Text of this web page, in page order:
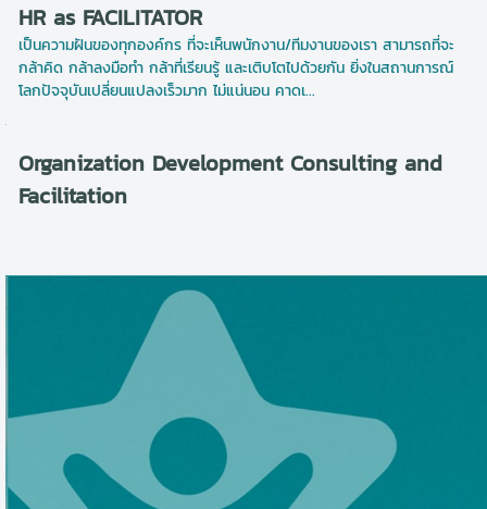
HR as FACILITATOR
เป็นความฝันของทุกองค์กร ที่จะเห็นพนักงาน/ทีมงานของเรา สามารถที่จะ
กล้าคิด กล้าลงมือทำ กล้าที่เรียนรู้ และเติบโตไปด้วยกัน ยิ่งในสถานการณ์
โลกปัจจุบันเปลี่ยนแปลงเร็วมาก ไม่แน่นอน คาดเ...
Organization Development Consulting and
Facilitation